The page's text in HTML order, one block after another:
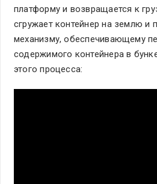
платформу и возвращается к
сгружает контейнер на землю и
механизму, обеспечивающему
содержимого контейнера в
этого процесса: